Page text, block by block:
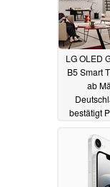
LG OLED
B5 Smart
ab
bestätigt